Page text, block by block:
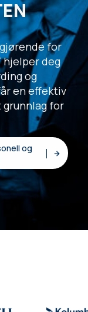
for
hjelper deg
og
en effektiv
for
og